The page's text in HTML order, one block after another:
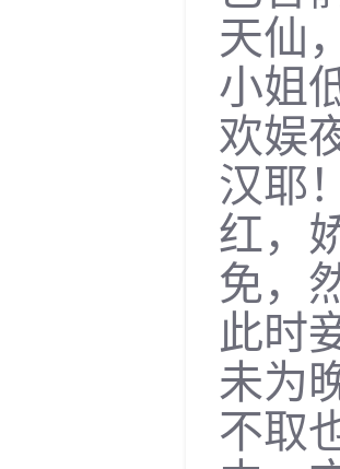
天仙
小姐
欢娱
汉耶
红，
免，
此时
未为
不取